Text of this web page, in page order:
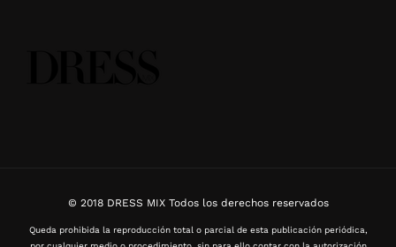
© 2018 DRESS MIX Todos los derechos reservados
Queda prohibida la reproducción total o parcial de esta publicación periódica,